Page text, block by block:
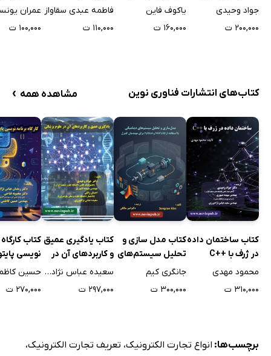
دیجیتال
جواد وحیدی
۲۰۰,۰۰۰ ت
والدین و پدربزرگ‌ها
یاکوف فاین
۱۶۰,۰۰۰ ت
حسابداری
فاطمه عبدی سقاواز
۱۱۰,۰۰۰ ت
کامپیوتر
عمران
۱۰۰,۰۰۰ ت
کتاب‌های انتشارات فناوری نوین مشاهده همه ›
کتاب ساختمان داده
در ژرف با ++C
محمود مهدی
۳۱۰,۰۰۰ ت
کتاب مدل سازی و
تحلیل سیستم‌های
دینامیکی با استفاده
Python برای
جانگری کیم
۳۰۰,۰۰۰ ت
کتاب یادگیری عمیق
و کاربردهای آن در
علوم پزشکی
سعیده عباس نژادورزی
۲۹۷,۰۰۰ ت
کتاب
نویسی
زبان ساده
حسین
۲۷۰,۰۰۰ ت
برچسب‌ها: انواع تجارت الکترونیک، تعریف تجارت الکترونیک،